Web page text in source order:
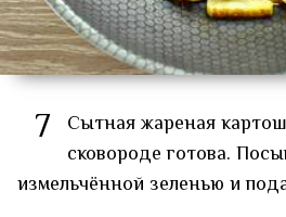
7
Сытная жареная
сковороде готова.
измельчённой зеленью и